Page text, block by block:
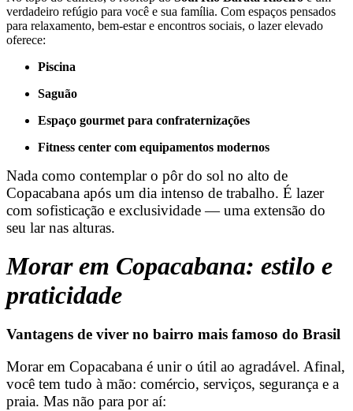
verdadeiro refúgio para você e sua família. Com espaços pensados
para relaxamento, bem-estar e encontros sociais, o lazer elevado
oferece:
Piscina
Saguão
Espaço gourmet para confraternizações
Fitness center com equipamentos modernos
Nada como contemplar o pôr do sol no alto de
Copacabana após um dia intenso de trabalho. É lazer
com sofisticação e exclusividade — uma extensão do
seu lar nas alturas.
Morar em Copacabana: estilo e
praticidade
Vantagens de viver no bairro mais famoso do Brasil
Morar em Copacabana é unir o útil ao agradável. Afinal,
você tem tudo à mão: comércio, serviços, segurança e a
praia. Mas não para por aí: